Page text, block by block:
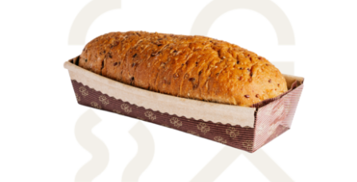
AGGIUNGI AL CARRELLO
/
DETTAGLI